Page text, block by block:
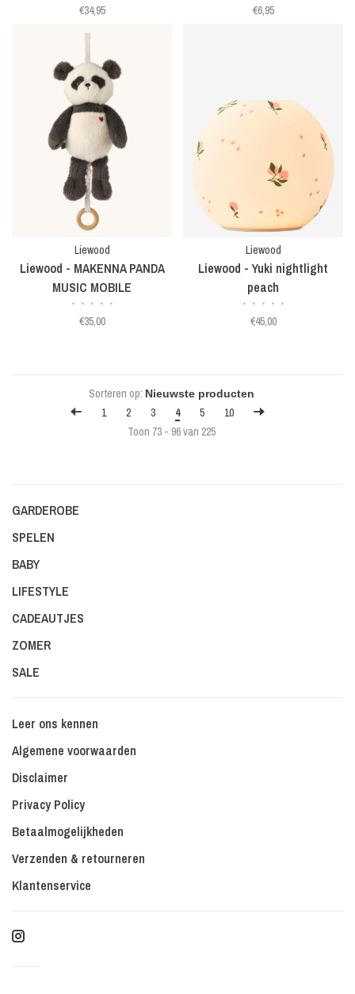
€34,95 €6,95
Liewood
Liewood - MAKENNA PANDA
MUSIC MOBILE
• • • • •
€35,00
Liewood
Liewood - Yuki nightlight
peach
• • • • •
€45,00
Sorteren op:
1
2 3 4 5
10
Toon 73 - 96 van 225
GARDEROBE
SPELEN
BABY
LIFESTYLE
CADEAUTJES
ZOMER
SALE
Leer ons kennen
Algemene voorwaarden
Disclaimer
Privacy Policy
Betaalmogelijkheden
Verzenden & retourneren
Klantenservice